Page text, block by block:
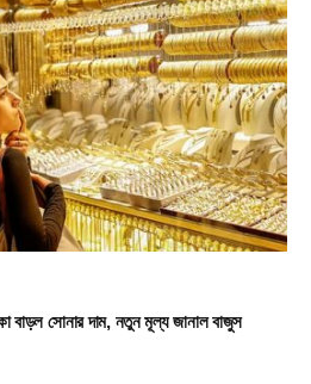
বাড়ল সোনার দাম, নতুন মূল্য জানাল বাজুস